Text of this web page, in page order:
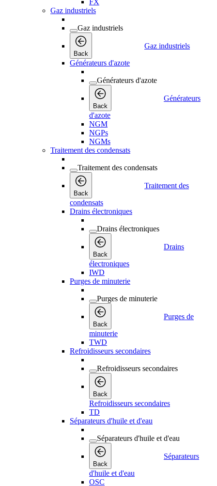
FX
Gaz industriels
Gaz industriels
Back
Gaz industriels
Générateurs d'azote
Générateurs d'azote
Back
Générateurs
d'azote
NGM
NGPs
NGMs
Traitement des condensats
Traitement des condensats
Back
Traitement des
condensats
Drains électroniques
Drains électroniques
Back
Drains
électroniques
IWD
Purges de minuterie
Purges de minuterie
Back
Purges de
minuterie
TWD
Refroidisseurs secondaires
Refroidisseurs secondaires
Back
Refroidisseurs secondaires
TD
Séparateurs d'huile et d'eau
Séparateurs d'huile et d'eau
Back
Séparateurs
d'huile et d'eau
OSC